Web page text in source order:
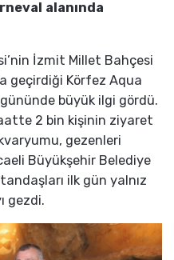
alanında
İzmit Millet Bahçesi
geçirdiği Körfez Aqua
büyük ilgi gördü.
2 bin kişinin ziyaret
gezenleri
Büyükşehir Belediye
ilk gün yalnız
gezdi.